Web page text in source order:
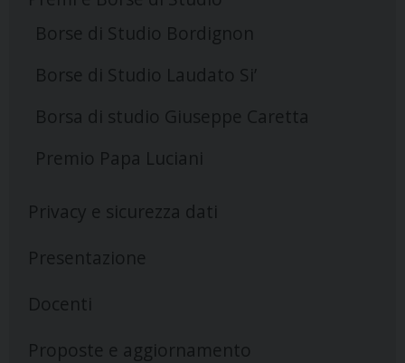
Borse di Studio Bordignon
Borse di Studio Laudato Si’
Borsa di studio Giuseppe Caretta
Premio Papa Luciani
Privacy e sicurezza dati
Presentazione
Docenti
Proposte e aggiornamento